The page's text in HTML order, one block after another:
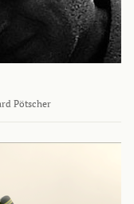
Pötscher